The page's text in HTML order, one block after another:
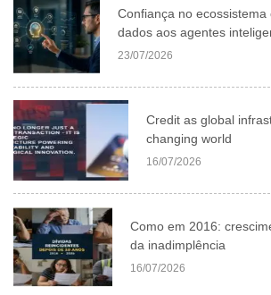
Confiança no ecossistema
dados aos agentes
23/07/2026
Credit as global
changing world
16/07/2026
Como em 2016:
da inadimplência
16/07/2026